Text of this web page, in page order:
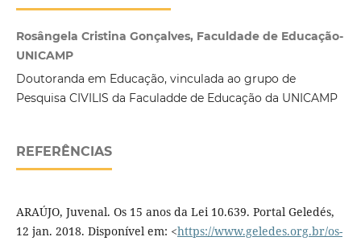
Rosângela Cristina Gonçalves, Faculdade de Educação-
UNICAMP
Doutoranda em Educação, vinculada ao grupo de
Pesquisa CIVILIS da Faculadde de Educação da UNICAMP
REFERÊNCIAS
ARAÚJO, Juvenal. Os 15 anos da Lei 10.639. Portal Geledés,
12 jan. 2018. Disponível em: <https://www.geledes.org.br/os-